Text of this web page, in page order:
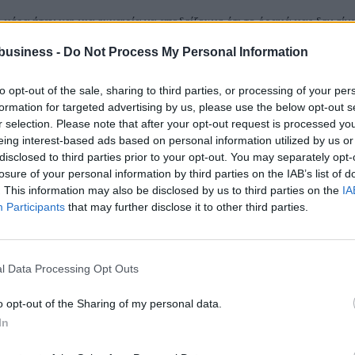
- Do Not Process My Personal Information
opt-out of the sale, sharing to third parties, or processing of your
for targeted advertising by us, please use the below opt-out
selection. Please note that after your opt-out request is processed
interest-based ads based on personal information utilized by us
to third parties prior to your opt-out. You may separately
of your personal information by third parties on the IAB’s list of
This information may also be disclosed by us to third parties on the
Participants that may further disclose it to other third parties.
Data Processing Opt Outs
opt-out of the Sharing of my personal data.
ήταν και µια ευκαιρία να αποδείξουµε ότι το όραµά µας δεν
δεν αφορά την ιστορία µιας εταιρείας. Αφορά τον τρόπο που
που σκέφτεται ένας ολόκληρος κλάδος; Αυτά είναι τα
οραµατική και εκτελεστική, τολµηρή και υπεύθυνη, καινοτόµος
υπηρετούν τον άνθρωπο.